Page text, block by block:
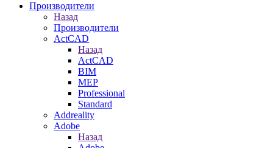
Производители
Назад
Производители
ActCAD
Назад
ActCAD
BIM
MEP
Professional
Standard
Addreality
Adobe
Назад